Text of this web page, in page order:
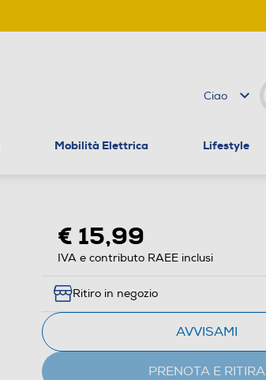
Ciao
Mobilità Elettrica Lifestyle
€ 15,99
IVA e contributo RAEE inclusi
Ritiro in negozio
AVVISAMI
PRENOTA E RITIRA